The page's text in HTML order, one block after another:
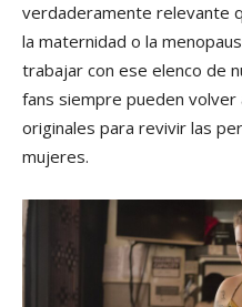
verdaderamente relevante
la maternidad o la
trabajar con ese elenco de
fans siempre pueden
originales para revivir las
mujeres.